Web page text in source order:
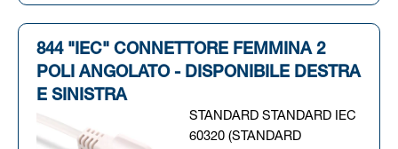
844 "IEC" CONNETTORE FEMMINA 2
POLI ANGOLATO - DISPONIBILE DESTRA
E SINISTRA
STANDARD STANDARD IEC
60320 (STANDARD